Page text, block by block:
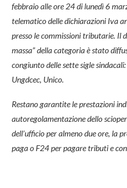
febbraio alle ore 24 di lunedì 6
telematico delle dichiarazioni Iva
presso le commissioni tributarie. Il
massa” della categoria è stato
congiunto delle sette sigle
Ungdcec, Unico.
Restano garantite le prestazioni
autoregolamentazione dello
dell’ufficio per almeno due ore, la
paga o F24 per pagare tributi e